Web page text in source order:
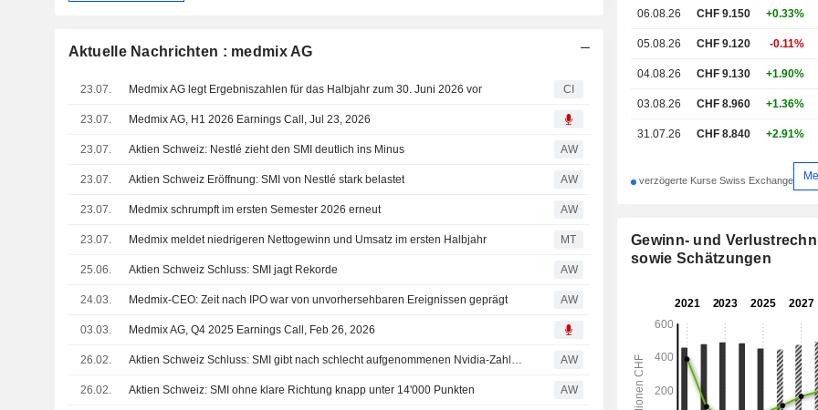
Aktuelle Nachrichten : medmix AG
23.07. Medmix AG legt Ergebniszahlen für das Halbjahr zum 30. Juni 2026 vor CI
23.07. Medmix AG, H1 2026 Earnings Call, Jul 23, 2026
23.07. Aktien Schweiz: Nestlé zieht den SMI deutlich ins Minus AW
23.07. Aktien Schweiz Eröffnung: SMI von Nestlé stark belastet AW
23.07. Medmix schrumpft im ersten Semester 2026 erneut AW
23.07. Medmix meldet niedrigeren Nettogewinn und Umsatz im ersten Halbjahr MT
25.06. Aktien Schweiz Schluss: SMI jagt Rekorde AW
24.03. Medmix-CEO: Zeit nach IPO war von unvorhersehbaren Ereignissen geprägt AW
03.03. Medmix AG, Q4 2025 Earnings Call, Feb 26, 2026
26.02. Aktien Schweiz Schluss: SMI gibt nach schlecht aufgenommenen Nvidia-Zahlen nach AW
26.02. Aktien Schweiz: SMI ohne klare Richtung knapp unter 14'000 Punkten AW
Verbraucher- und Industriegüter
Verabreichungsgeräte für den
Automobil- und Luftfahrtindustrie
verschiedene andere
und andere Anwendungen mit
06.08.26 CHF 9.150 +0.33%
05.08.26 CHF 9.120 -0.11%
04.08.26 CHF 9.130 +1.90%
03.08.26 CHF 8.960 +1.36%
31.07.26 CHF 8.840 +2.91%
verzögerte Kurse Swiss Exchange
Gewinn- und
sowie Schätzungen